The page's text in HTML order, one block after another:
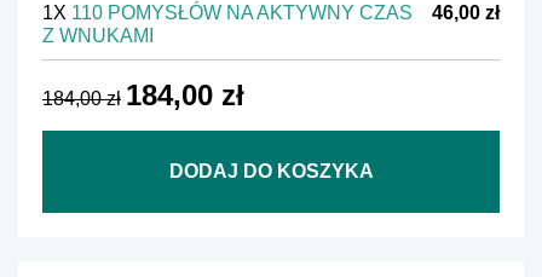
1X 110 POMYSŁÓW NA AKTYWNY CZAS
Z WNUKAMI
46,00 zł
184,00 zł 184,00 zł
DODAJ DO KOSZYKA